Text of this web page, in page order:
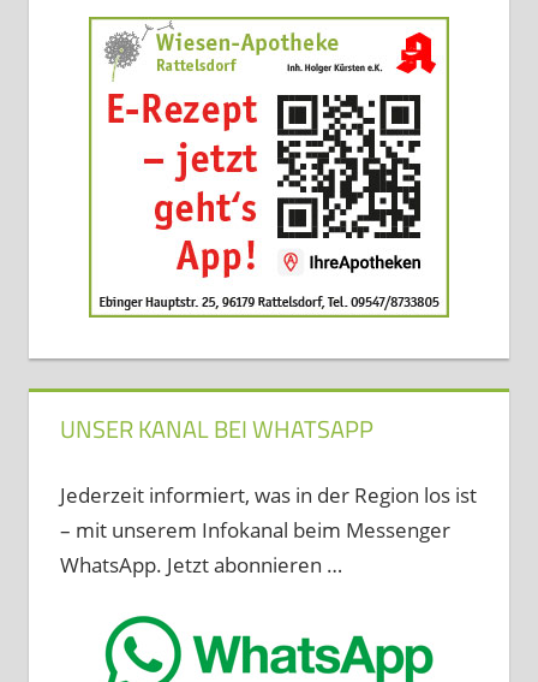
UNSER KANAL BEI WHATSAPP
Jederzeit informiert, was in der Region los ist
– mit unserem Infokanal beim Messenger
WhatsApp. Jetzt abonnieren …